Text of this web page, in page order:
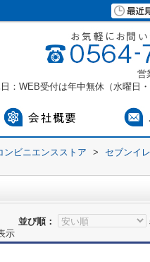
営
：WEB受付は年中無休（水曜日
ンビニエンスストア > セブンイ
並び順：
示